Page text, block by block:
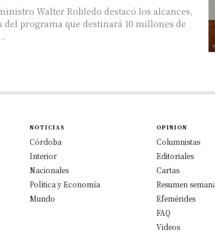
Walter Robledo destacó los alcances,
programa que destinará 10 millones de
NOTICIAS
Córdoba
Interior
Nacionales
Política y Economía
Mundo
OPINION
Columnistas
Editoriales
Cartas
Resumen
Efemérides
FAQ
Videos